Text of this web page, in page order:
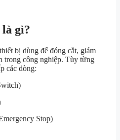
gì?
bị dùng để đóng cắt, giám
trong công nghiệp. Tùy từng
các dòng:
Stop)